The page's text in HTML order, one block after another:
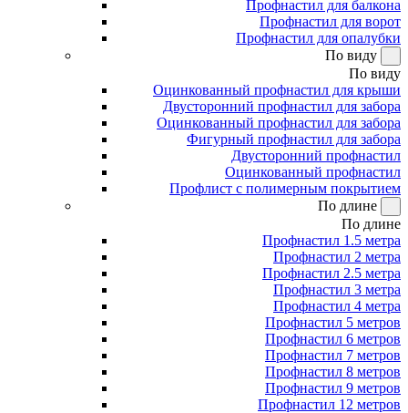
Профнастил для балкона
Профнастил для ворот
Профнастил для опалубки
По виду
По виду
Оцинкованный профнастил для крыши
Двусторонний профнастил для забора
Оцинкованный профнастил для забора
Фигурный профнастил для забора
Двусторонний профнастил
Оцинкованный профнастил
Профлист с полимерным покрытием
По длине
По длине
Профнастил 1.5 метра
Профнастил 2 метра
Профнастил 2.5 метра
Профнастил 3 метра
Профнастил 4 метра
Профнастил 5 метров
Профнастил 6 метров
Профнастил 7 метров
Профнастил 8 метров
Профнастил 9 метров
Профнастил 12 метров